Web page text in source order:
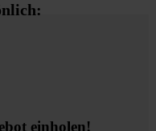
einholen!